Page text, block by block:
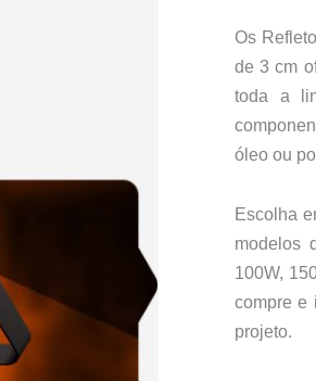
Os
de 3 cm
toda a
óleo ou
Escolha
modelos
100W,
compre e
projeto.